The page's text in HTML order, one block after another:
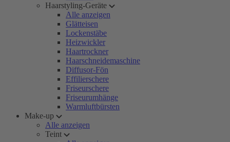
Haarstyling-Geräte
Alle anzeigen
Glätteisen
Lockenstäbe
Heizwickler
Haartrockner
Haarschneidemaschine
Diffusor-Fön
Effilierschere
Friseurschere
Friseurumhänge
Warmluftbürsten
Make-up
Alle anzeigen
Teint